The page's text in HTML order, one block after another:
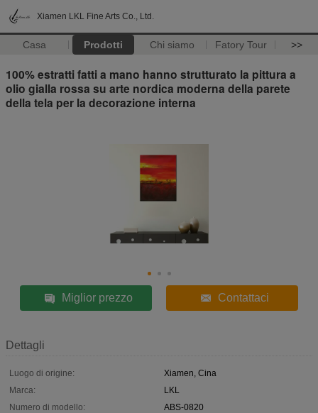
Xiamen LKL Fine Arts Co., Ltd.
Casa Prodotti Chi siamo Fatory Tour >>
100% estratti fatti a mano hanno strutturato la pittura a
olio gialla rossa su arte nordica moderna della parete
della tela per la decorazione interna
Miglior prezzo Contattaci
Dettagli
Luogo di origine:
Xiamen, Cina
Marca:
LKL
Numero di modello:
ABS-0820